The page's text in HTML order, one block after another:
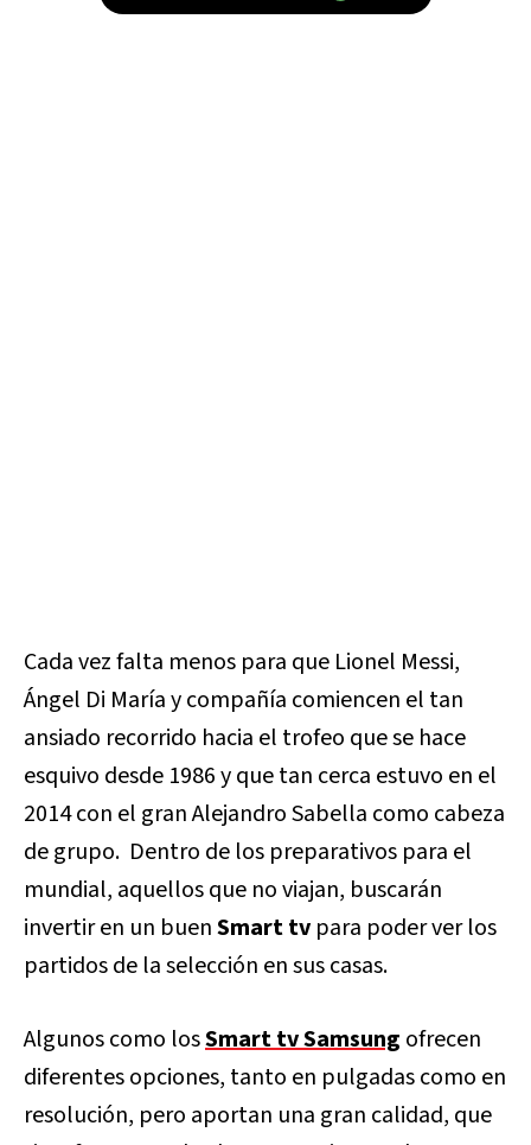
Cada vez falta menos para que Lionel Messi,
Ángel Di María y compañía comiencen el tan
ansiado recorrido hacia el trofeo que se hace
esquivo desde 1986 y que tan cerca estuvo en el
2014 con el gran Alejandro Sabella como cabeza
de grupo. Dentro de los preparativos para el
mundial, aquellos que no viajan, buscarán
invertir en un buenSmart tv para poder ver los
partidos de la selección en sus casas.
Algunos como losSmart tv Samsung ofrecen
diferentes opciones, tanto en pulgadas como en
resolución, pero aportan una gran calidad, que